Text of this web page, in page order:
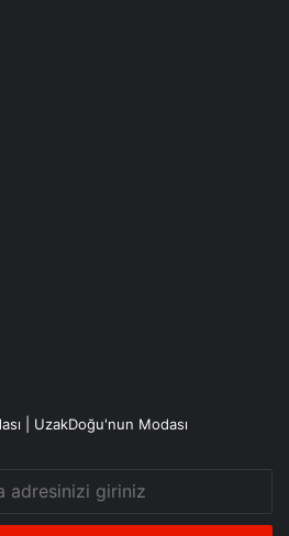
| UzakDoğu'nun Modası